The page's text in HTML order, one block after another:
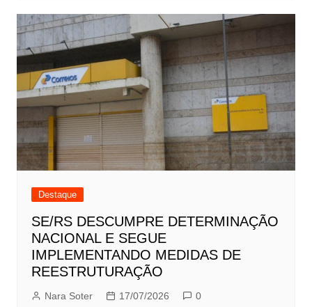
Destaque
SE/RS DESCUMPRE DETERMINAÇÃO
NACIONAL E SEGUE
IMPLEMENTANDO MEDIDAS DE
REESTRUTURAÇÃO
Nara Soter 17/07/2026 0